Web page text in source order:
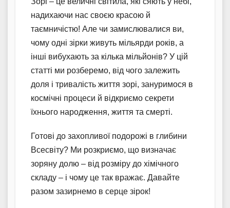
надихаючи нас своєю красою й
таємничістю! Але чи замислювалися ви,
чому одні зірки живуть мільярди років, а
інші вибухають за кілька мільйонів? У цій
статті ми розберемо, від чого залежить
доля і тривалість життя зорі, зануримося в
космічні процеси й відкриємо секрети
їхнього народження, життя та смерті.
Готові до захопливої подорожі в глибини
Всесвіту? Ми розкриємо, що визначає
зоряну долю – від розміру до хімічного
складу – і чому це так вражає. Давайте
разом зазирнемо в серце зірок!